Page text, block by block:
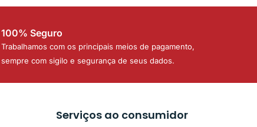
100% Seguro
Trabalhamos com os principais meios de pagamento,
sempre com sigilo e segurança de seus dados.
Serviços ao consumidor